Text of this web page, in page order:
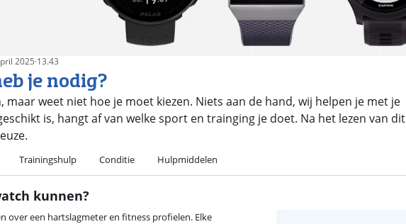
2025·13.43
je nodig?
maar weet niet hoe je moet kiezen. Niets aan de hand, wij helpen je met je
is, hangt af van welke sport en trainging je doet. Na het lezen van dit
Trainingshulp Conditie Hulpmiddelen
kunnen?
over een hartslagmeter en fitness profielen. Elke